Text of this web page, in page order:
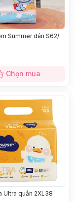
Summer dán S62/
Chọn mua
Ultra quần 2XL38